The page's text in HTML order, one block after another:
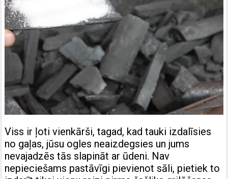
Viss ir ļoti vienkārši, tagad, kad tauki izdalīsies
no gaļas, jūsu ogles neaizdegsies un jums
nevajadzēs tās slapināt ar ūdeni. Nav
nepieciešams pastāvīgi pievienot sāli, pietiek to